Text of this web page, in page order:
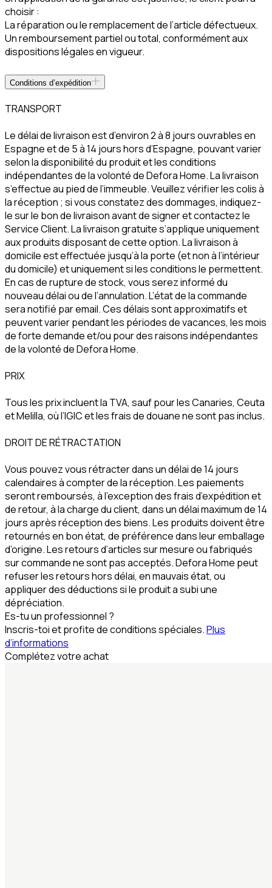
choisir :
La réparation ou le remplacement de l’article défectueux.
Un remboursement partiel ou total, conformément aux
dispositions légales en vigueur.
Conditions d’expédition
TRANSPORT
Le délai de livraison est d’environ 2 à 8 jours ouvrables en
Espagne et de 5 à 14 jours hors d’Espagne, pouvant varier
selon la disponibilité du produit et les conditions
indépendantes de la volonté de Defora Home. La livraison
s’effectue au pied de l’immeuble. Veuillez vérifier les colis à
la réception ; si vous constatez des dommages, indiquez-
le sur le bon de livraison avant de signer et contactez le
Service Client. La livraison gratuite s’applique uniquement
aux produits disposant de cette option. La livraison à
domicile est effectuée jusqu’à la porte (et non à l’intérieur
du domicile) et uniquement si les conditions le permettent.
En cas de rupture de stock, vous serez informé du
nouveau délai ou de l’annulation. L’état de la commande
sera notifié par email. Ces délais sont approximatifs et
peuvent varier pendant les périodes de vacances, les mois
de forte demande et/ou pour des raisons indépendantes
de la volonté de Defora Home.
PRIX
Tous les prix incluent la TVA, sauf pour les Canaries, Ceuta
et Melilla, où l’IGIC et les frais de douane ne sont pas inclus.
DROIT DE RÉTRACTATION
Vous pouvez vous rétracter dans un délai de 14 jours
calendaires à compter de la réception. Les paiements
seront remboursés, à l’exception des frais d’expédition et
de retour, à la charge du client, dans un délai maximum de 14
jours après réception des biens. Les produits doivent être
retournés en bon état, de préférence dans leur emballage
d’origine. Les retours d’articles sur mesure ou fabriqués
sur commande ne sont pas acceptés. Defora Home peut
refuser les retours hors délai, en mauvais état, ou
appliquer des déductions si le produit a subi une
dépréciation.
Es-tu un professionnel ?
Inscris-toi et profite de conditions spéciales.Plus
d’informations
Complétez votre achat